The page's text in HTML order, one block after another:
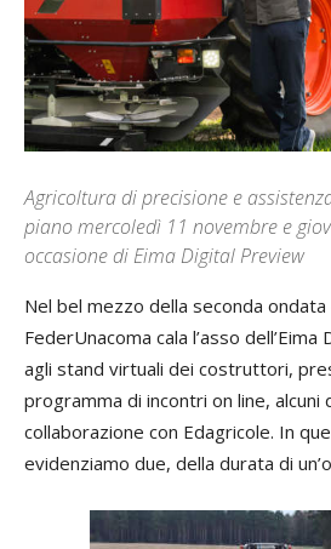
Agricoltura di precisione e
piano mercoledì 11 novembre e
occasione di Eima Digital Preview
Nel bel mezzo della seconda
FederUnacoma cala l’asso
agli stand virtuali dei costruttori,
programma di incontri on line, alcuni
collaborazione con Edagricole. In
evidenziamo due, della durata di